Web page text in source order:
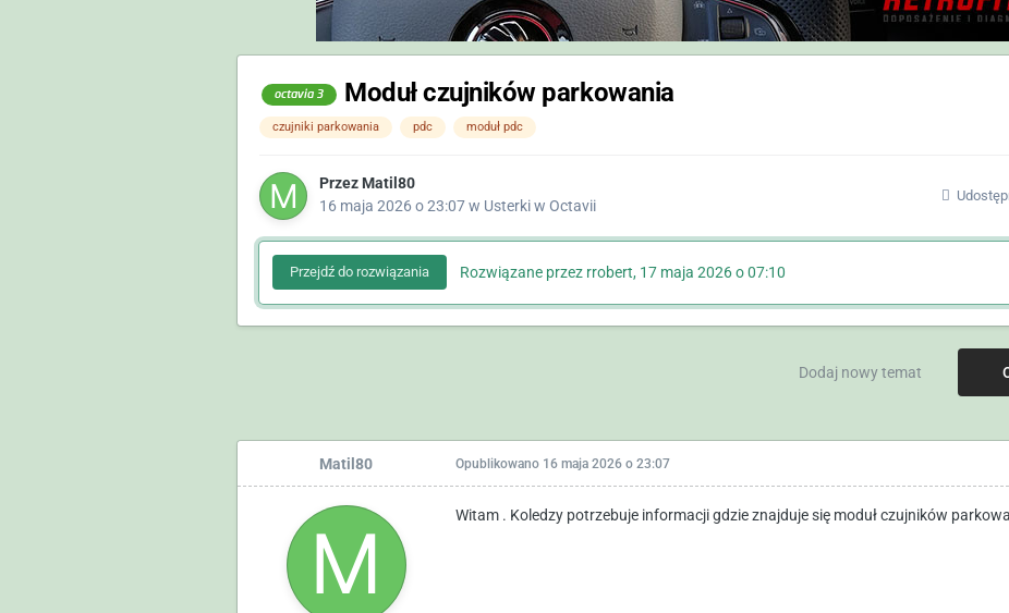
octavia 3 Moduł czujników parkowania
czujniki parkowania pdc moduł pdc
Przez Matil80
16 maja 2026 o 23:07w Usterki w Octavii
Przejdź do rozwiązania Rozwiązane przez rrobert, 17 maja 2026 o 07:10
Dodaj nowy temat
Matil80 Opublikowano 16 maja 2026 o 23:07
Witam . Koledzy potrzebuje informacji gdzie znajduje się moduł czujników